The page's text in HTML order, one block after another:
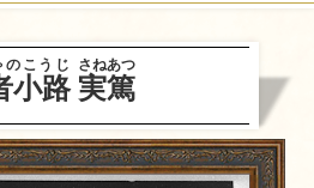
小路
のこうじ
実篤
さねあつ